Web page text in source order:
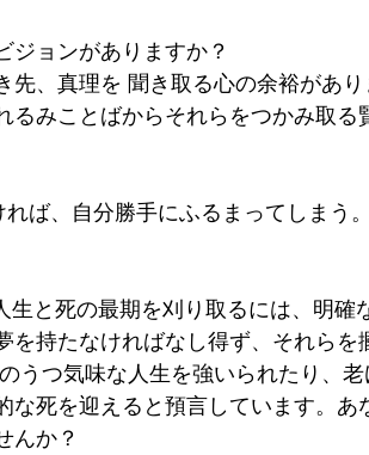
ジョンがありますか？
、真理を 聞き取る心の余裕があり
みことばからそれらをつかみ取る
ば、自分勝手にふるまってしまう。
と死の最期を刈り取るには、明確
持たなければなし得ず、それらを
うつ気味な人生を強いられたり、
死を迎えると預言しています。あ
んか？